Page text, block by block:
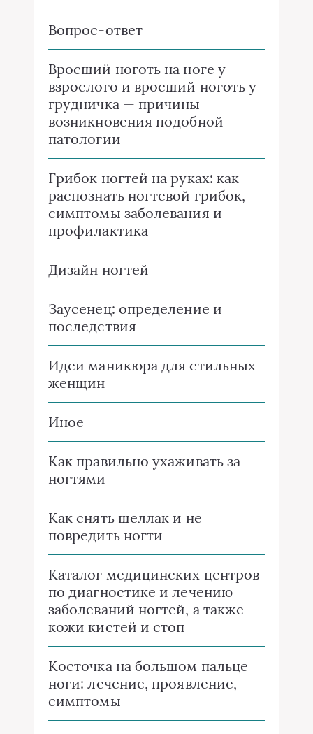
Вопрос-ответ
Вросший ноготь на ноге у
взрослого и вросший ноготь у
грудничка — причины
возникновения подобной
патологии
Грибок ногтей на руках: как
распознать ногтевой грибок,
симптомы заболевания и
профилактика
Дизайн ногтей
Заусенец: определение и
последствия
Идеи маникюра для стильных
женщин
Иное
Как правильно ухаживать за
ногтями
Как снять шеллак и не
повредить ногти
Каталог медицинских центров
по диагностике и лечению
заболеваний ногтей, а также
кожи кистей и стоп
Косточка на большом пальце
ноги: лечение, проявление,
симптомы